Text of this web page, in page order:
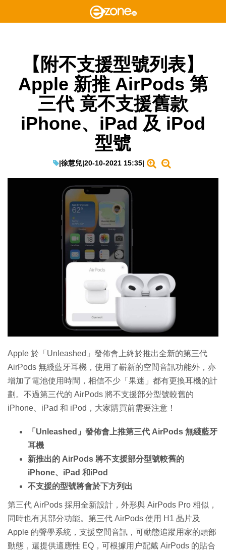
【附不支援型號列表】
Apple 新推 AirPods 第
三代 竟不支援舊款
iPhone、iPad 及 iPod
型號
|徐慧兒|20-10-2021 15:35|
Apple 於「Unleashed」發佈會上終於推出全新的第三代
AirPods 無綫藍牙耳機，使用了嶄新的空間音訊功能外，亦
增加了電池使用時間，相信不少「果迷」都有更換耳機的計
劃。不過第三代的 AirPods 將不支援部分型號較舊的
iPhone、iPad 和 iPod，大家購買前需要注意！
「Unleashed」發佈會上推第三代 AirPods 無綫藍牙
耳機
新推出的 AirPods 將不支援部分型號較舊的
iPhone、iPad 和iPod
不支援的型號將會於下方列出
第三代 AirPods 採用全新設計，外形與 AirPods Pro 相似，
同時也有其部分功能。第三代 AirPods 使用 H1 晶片及
Apple 的聲學系統，支援空間音訊，可動態追蹤用家的頭部
動態，還提供適應性 EQ，可根據用户配戴 AirPods 的貼合